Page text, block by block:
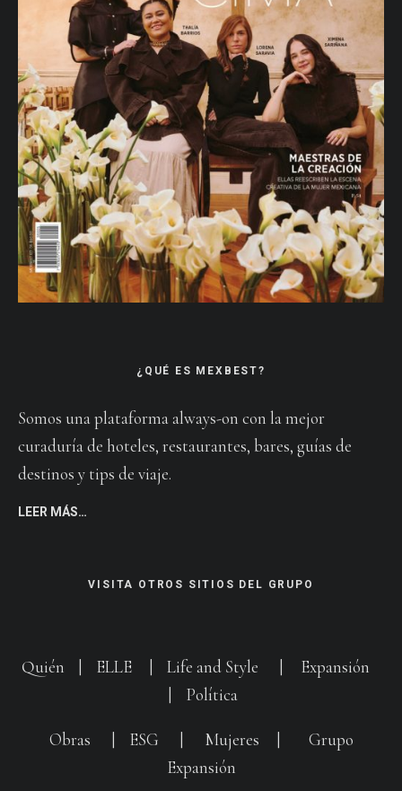
¿QUÉ ES MEXBEST?
Somos una plataforma always-on con la mejor
curaduría de hoteles, restaurantes, bares, guías de
destinos y tips de viaje.
LEER MÁS…
VISITA OTROS SITIOS DEL GRUPO
Quién ELLE Life and Style
Expansión
Política
Obras ESG Mujeres
Grupo
Expansión